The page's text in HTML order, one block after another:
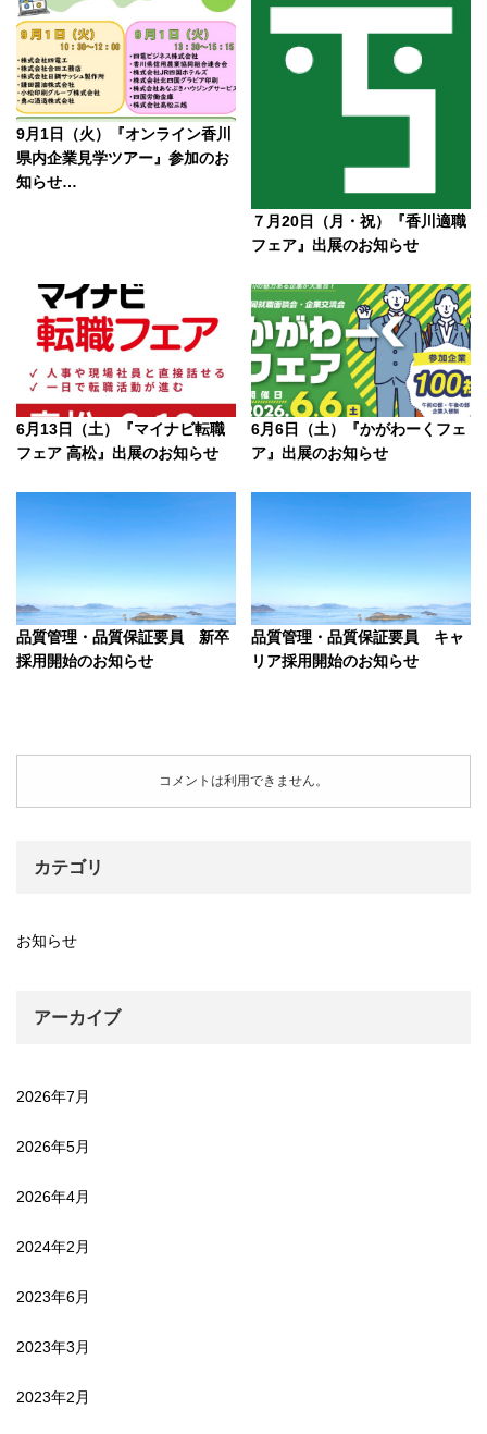
9月1日（火）『オンライン香川
県内企業見学ツアー』参加のお
知らせ…
７月20日（月・祝）『香川適職
フェア』出展のお知らせ
6月13日（土）『マイナビ転職
フェア 高松』出展のお知らせ
6月6日（土）『かがわーくフェ
ア』出展のお知らせ
品質管理・品質保証要員 新卒
採用開始のお知らせ
品質管理・品質保証要員 キャ
リア採用開始のお知らせ
コメントは利用できません。
カテゴリ
お知らせ
アーカイブ
2026年7月
2026年5月
2026年4月
2024年2月
2023年6月
2023年3月
2023年2月